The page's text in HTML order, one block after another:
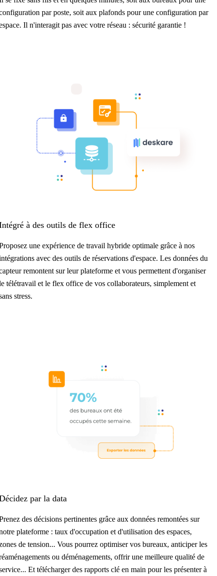
par poste, soit aux plafonds pour une configuration par
Il n'interagit pas avec votre réseau : sécurité garantie !
à des outils de flex office
une expérience de travail hybride optimale grâce à nos
avec des outils de réservations d'espace. Les données du
remontent sur leur plateforme et vous permettent d'organiser
télétravail et le flex office de vos collaborateurs, simplement et
stress.
par la data
des décisions pertinentes grâce aux données remontées sur
plateforme : taux d'occupation et d'utilisation des espaces,
de tension... Vous pourrez optimiser vos bureaux, anticiper les
ou déménagements, offrir une meilleure qualité de
Et télécharger des rapports clé en main pour les présenter à